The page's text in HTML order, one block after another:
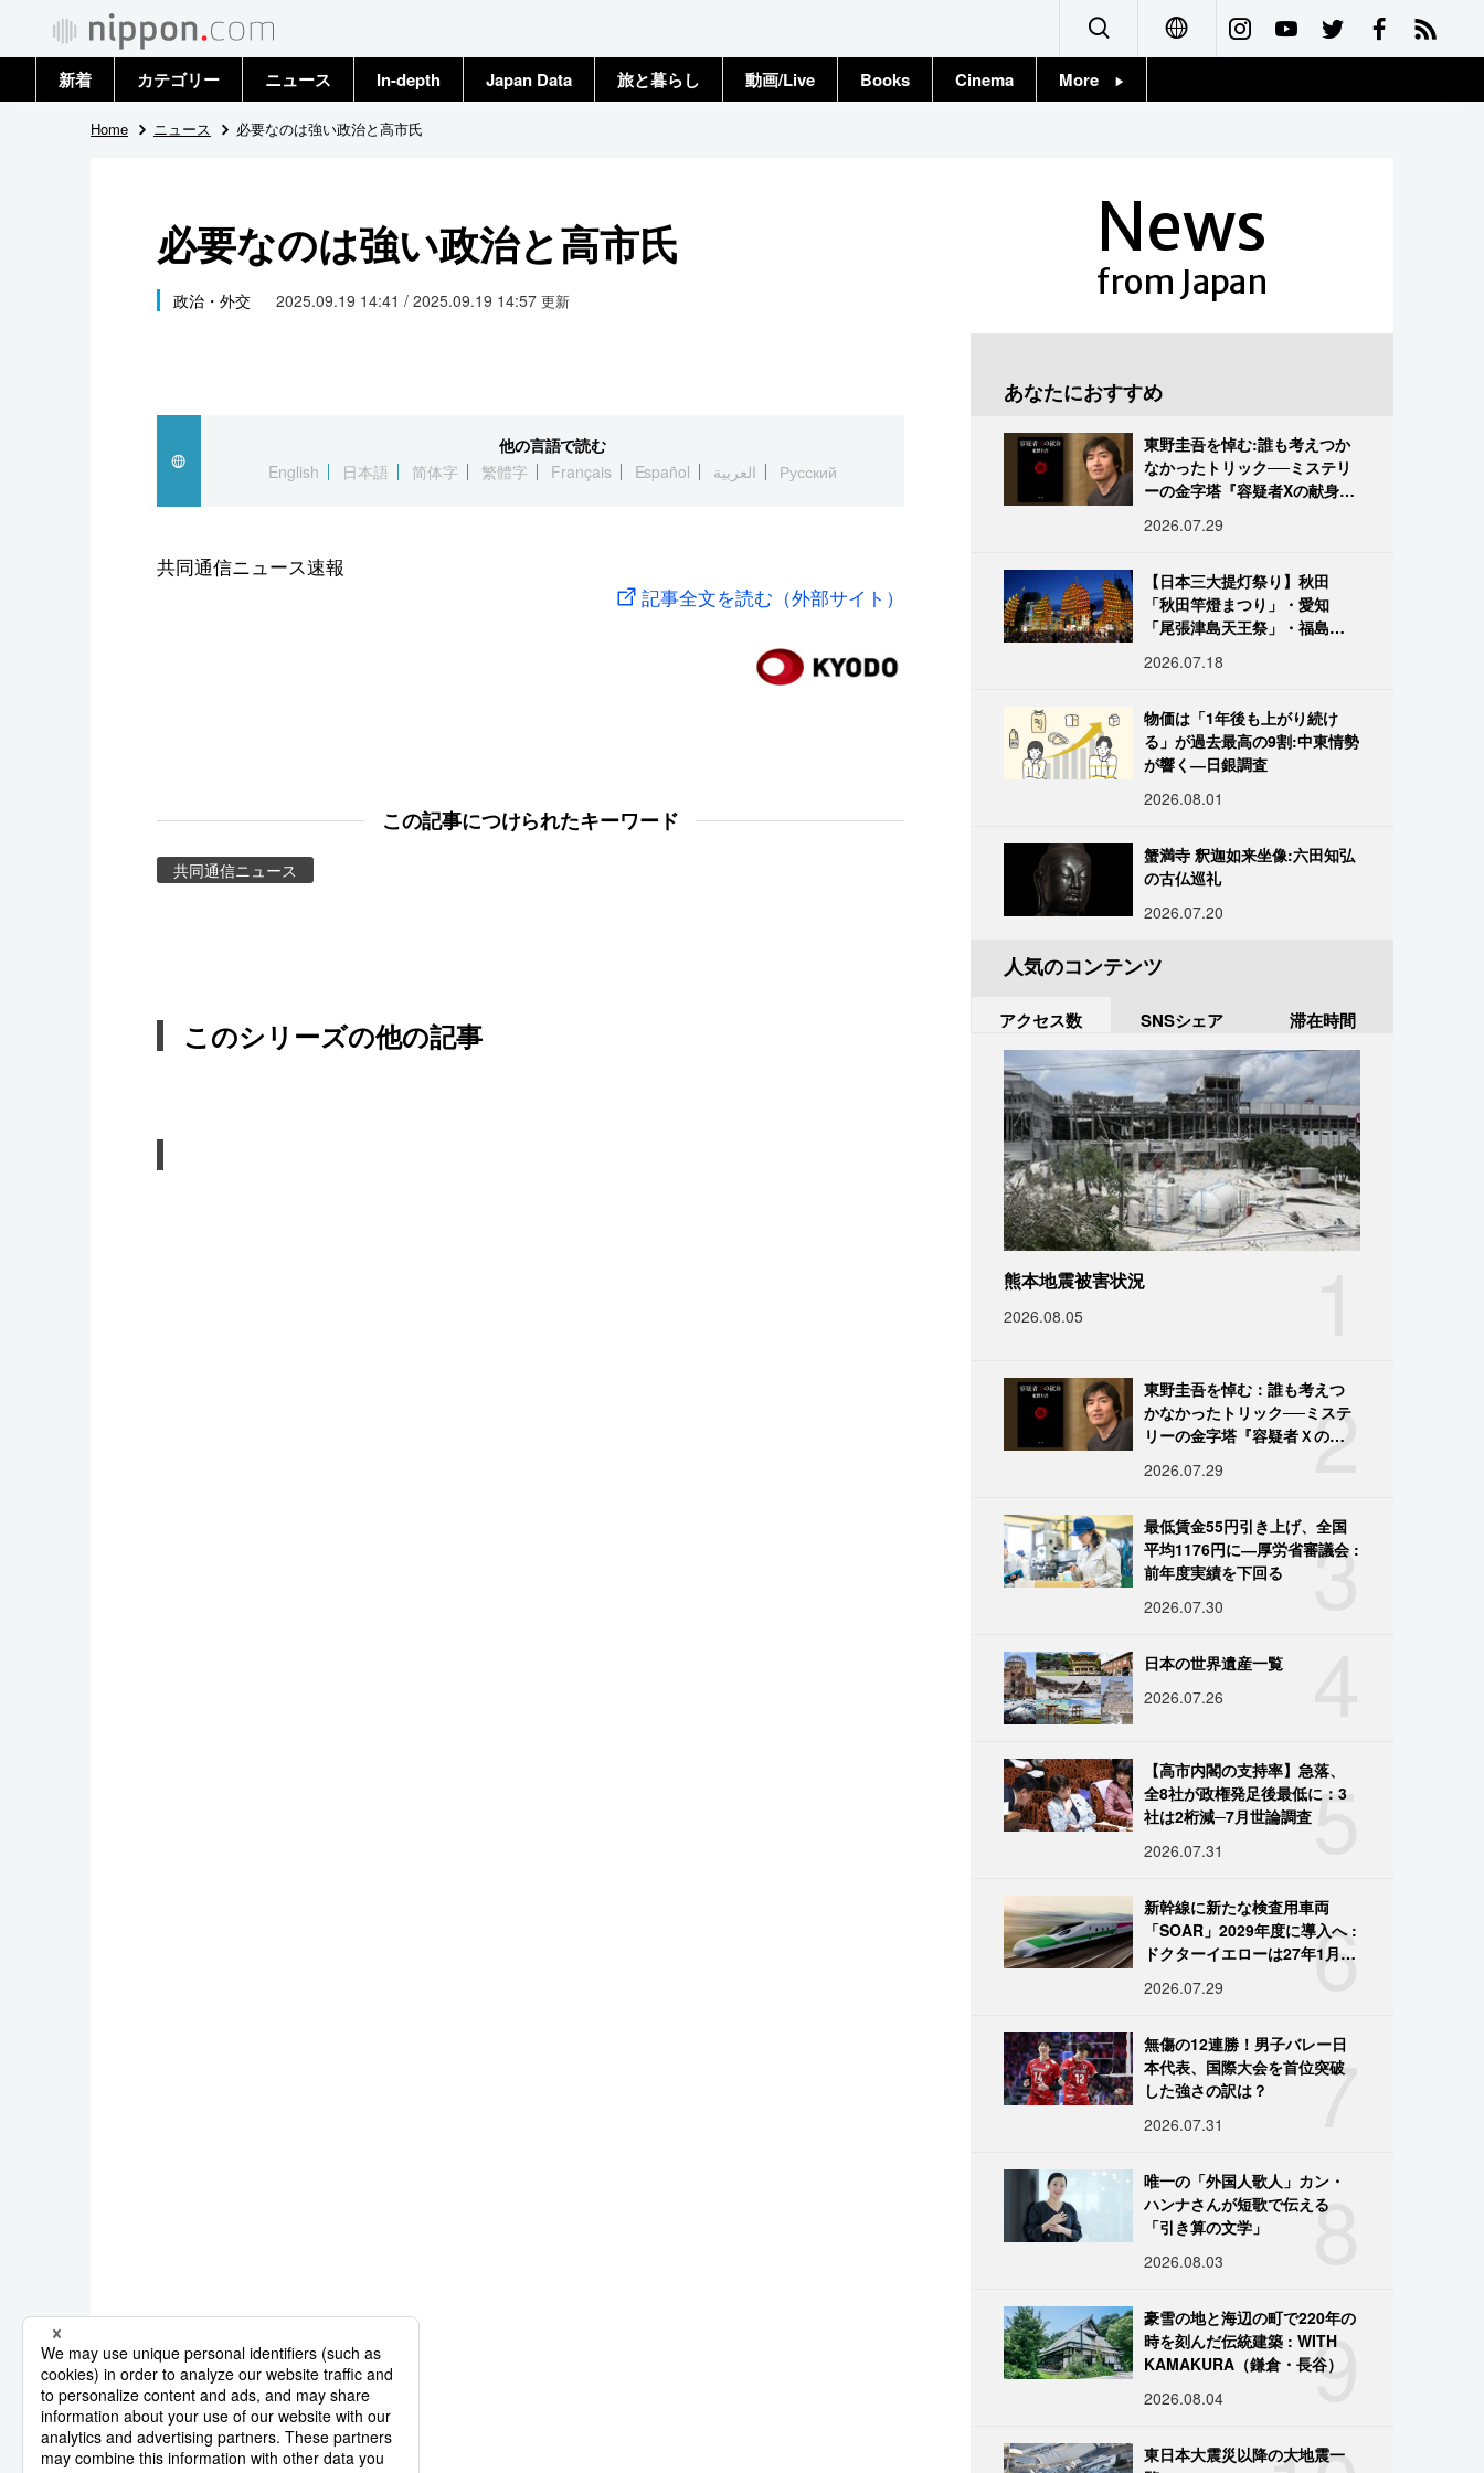
Français
新着 カテゴリー
政治・外交
国際
科学・技術
暮らし
ニュース
トップ
In-depth Japan Data 旅と暮らし 動画/Live Books Cinema More
Home ニュース 必要なのは強い政治と高市氏
必要なのは強い政治と高市氏
政治・外交 2025.09.19 14:41 / 2025.09.19 14:57 更新
他の言語で読む
English
日本語 简体字 繁體字 Français Español العربية Русский
共同通信ニュース速報
記事全文を読む（外部サイト）
この記事につけられたキーワード
共同通信ニュース
このシリーズの他の記事
News
from Japan
あなたにおすすめ
東野圭吾を悼む:誰も考えつか
なかったトリック──ミステリ
ーの金字塔『容疑者Xの献身』
2026.07.29
【日本三大提灯祭り】秋田
「秋田竿燈まつり」・愛知
「尾張津島天王祭」・福島
だしい灯火が夜空を照らす光
2026.07.18
物価は「1年後も上がり続け
る」が過去最高の9割:中東情勢
が響く―日銀調査
2026.08.01
蟹満寺 釈迦如来坐像:六田知弘
の古仏巡礼
2026.07.20
人気のコンテンツ
アクセス数 SNSシェア 滞在時間
熊本地震被害状況
2026.08.05
2
東野圭吾を悼む：誰も考えつ
かなかったトリック──ミステ
リーの金字塔『容疑者Ｘの献
2026.07.29
3
最低賃金55円引き上げ、全国
平均1176円に―厚労省審議会 :
前年度実績を下回る
2026.07.30
日本の世界遺産一覧
2026.07.26
5
【高市内閣の支持率】急落、
全8社が政権発足後最低に：3
社は2桁減─7月世論調査
2026.07.31
6
新幹線に新たな検査用車両
「SOAR」2029年度に導入へ :
ドクターイエローは27年1月に
2026.07.29
7
無傷の12連勝！男子バレー日
本代表、国際大会を首位突破
した強さの訳は？
2026.07.31
8
唯一の「外国人歌人」カン・
ハンナさんが短歌で伝える
「引き算の文学」
2026.08.03
9
豪雪の地と海辺の町で220年の
時を刻んだ伝統建築 : WITH
KAMAKURA（鎌倉・長谷）
2026.08.04
東日本大震災以降の大地震一